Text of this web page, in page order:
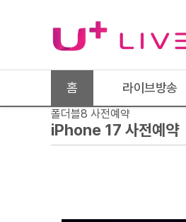
홈 라이브방송
폴더블8 사전예약
iPhone 17 사전예약